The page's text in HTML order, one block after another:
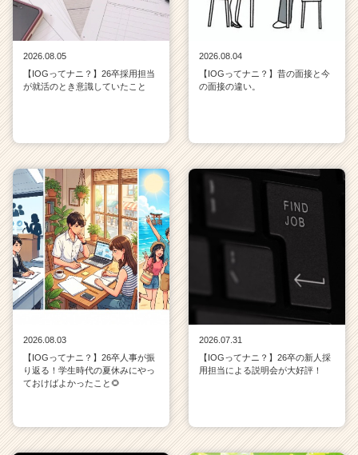
2026.08.05
【IOGってナニ？】26卒採用担当
が就活のとき意識していたこと
2026.08.04
【IOGってナニ？】昔の面接と今
の面接の違い。
2026.08.03
【IOGってナニ？】26卒人事が振
り返る！学生時代の夏休みにやっ
ておけばよかったこと🌻
2026.07.31
【IOGってナニ？】26卒の新人採
用担当による説明会が大好評！